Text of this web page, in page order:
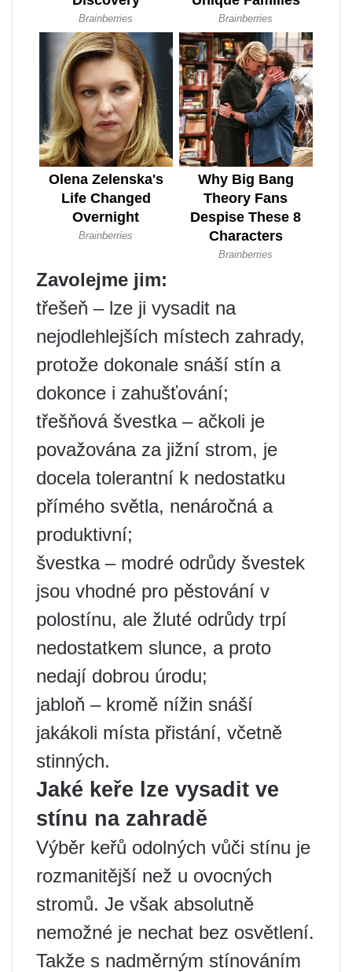
Zavolejme jim:
třešeň – lze ji vysadit na
nejodlehlejších místech zahrady,
protože dokonale snáší stín a
dokonce i zahušťování;
třešňová švestka – ačkoli je
považována za jižní strom, je
docela tolerantní k nedostatku
přímého světla, nenáročná a
produktivní;
švestka – modré odrůdy švestek
jsou vhodné pro pěstování v
polostínu, ale žluté odrůdy trpí
nedostatkem slunce, a proto
nedají dobrou úrodu;
jabloň – kromě nížin snáší
jakákoli místa přistání, včetně
stinných.
Jaké keře lze vysadit ve
stínu na zahradě
Výběr keřů odolných vůči stínu je
rozmanitější než u ovocných
stromů. Je však absolutně
nemožné je nechat bez osvětlení.
Takže s nadměrným stínováním